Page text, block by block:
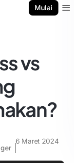
Mulai
vs
6 Maret 2024